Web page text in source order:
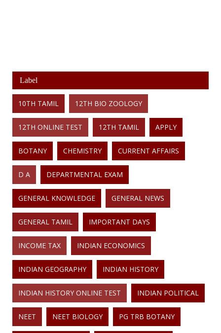
Label
10TH TAMIL 12TH BIO ZOOLOGY
12TH ONLINE TEST 12TH TAMIL APPLY
BOTANY CHEMISTRY CURRENT AFFAIRS
D A DEPARTMENTAL EXAM
GENERAL KNOWLEDGE GENERAL NEWS
GENERAL TAMIL IMPORTANT DAYS
INCOME TAX INDIAN ECONOMICS
INDIAN GEOGRAPHY INDIAN HISTORY
INDIAN HISTORY ONLINE TEST INDIAN POLITICAL
NEET NEET BIOLOGY PG TRB BOTANY